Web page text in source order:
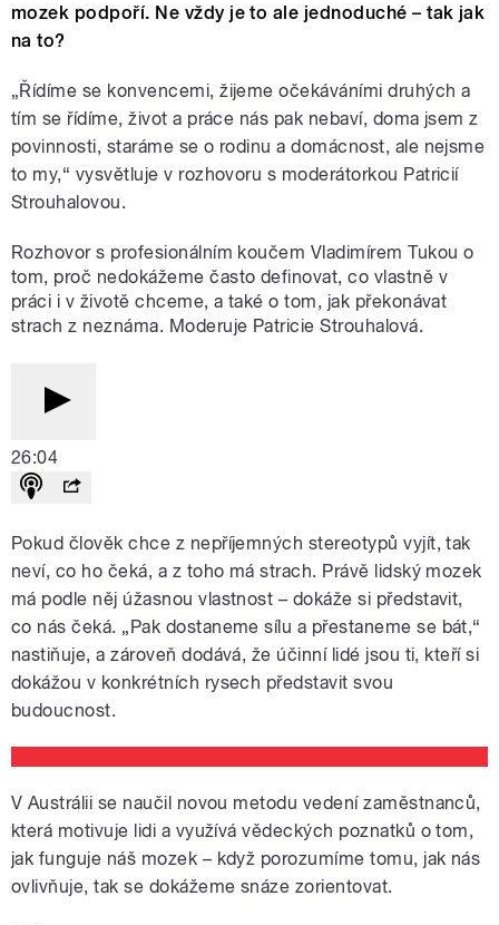
mozek podpoří. Ne vždy je to ale jednoduché – tak jak
na to?
„Řídíme se konvencemi, žijeme očekáváními druhých a
tím se řídíme, život a práce nás pak nebaví, doma jsem z
povinnosti, staráme se o rodinu a domácnost, ale nejsme
to my,“ vysvětluje v rozhovoru s moderátorkou Patricií
Strouhalovou.
Rozhovor s profesionálním koučem Vladimírem Tukou o
tom, proč nedokážeme často definovat, co vlastně v
práci i v životě chceme, a také o tom, jak překonávat
strach z neznáma. Moderuje Patricie Strouhalová.
26:04
Pokud člověk chce z nepříjemných stereotypů vyjít, tak
neví, co ho čeká, a z toho má strach. Právě lidský mozek
má podle něj úžasnou vlastnost – dokáže si představit,
co nás čeká. „Pak dostaneme sílu a přestaneme se bát,“
nastiňuje, a zároveň dodává, že účinní lidé jsou ti, kteří si
dokážou v konkrétních rysech představit svou
budoucnost.
V Austrálii se naučil novou metodu vedení zaměstnanců,
která motivuje lidi a využívá vědeckých poznatků o tom,
jak funguje náš mozek – když porozumíme tomu, jak nás
ovlivňuje, tak se dokážeme snáze zorientovat.